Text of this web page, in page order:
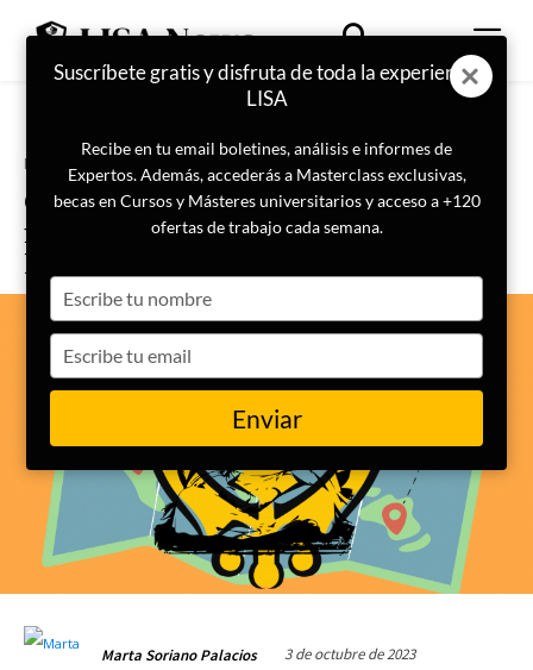
Portada
Qué es el sijismo y cuál su
impacto en las relaciones entre
India y Canadá
Marta Soriano Palacios 3 de octubre de 2023
Suscríbete gratis y disfruta de toda la experiencia
LISA
Recibe en tu email boletines, análisis e informes de
Expertos. Además, accederás a Masterclass exclusivas,
becas en Cursos y Másteres universitarios y acceso a +120
ofertas de trabajo cada semana.
your
name
your
email
Enviar